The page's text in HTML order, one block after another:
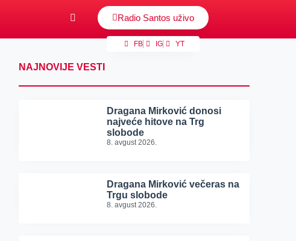
Radio Santos uživo
FB IG YT
NAJNOVIJE VESTI
Dragana Mirković donosi
najveće hitove na Trg
slobode
8. avgust 2026.
Dragana Mirković večeras na
Trgu slobode
8. avgust 2026.